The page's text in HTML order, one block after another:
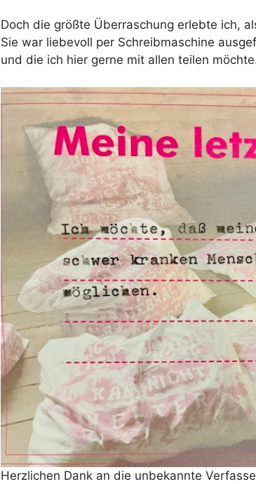
Doch die größte Überraschung erlebte ich,
Sie war liebevoll per Schreibmaschine
und die ich hier gerne mit allen teilen
Herzlichen Dank an die unbekannte